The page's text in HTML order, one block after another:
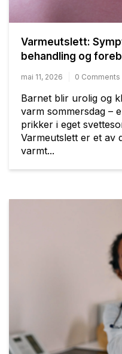
Varmeutslett:
behandling og
mai 11, 2026 0 Comments
Barnet blir urolig og
varm sommersdag –
prikker i eget
Varmeutslett er et av
varmt...